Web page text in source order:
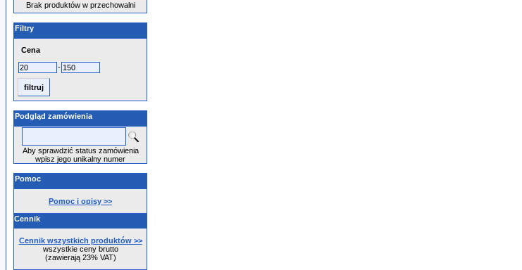
Brak produktów w przechowalni
Filtry
Cena
-
Podgląd zamówienia
Aby sprawdzić status zamówienia
wpisz jego unikalny numer
Pomoc
Pomoc i opisy >>
Cennik
Cennik wszystkich produktów >>
wszystkie ceny brutto
(zawierają 23% VAT)